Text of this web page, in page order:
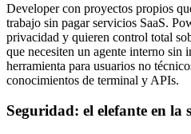
Developer con proyectos propios
trabajo sin pagar servicios SaaS.
privacidad y quieren control total
que necesiten un agente interno sin
herramienta para usuarios no
conocimientos de terminal y APIs.
Seguridad: el elefante en la